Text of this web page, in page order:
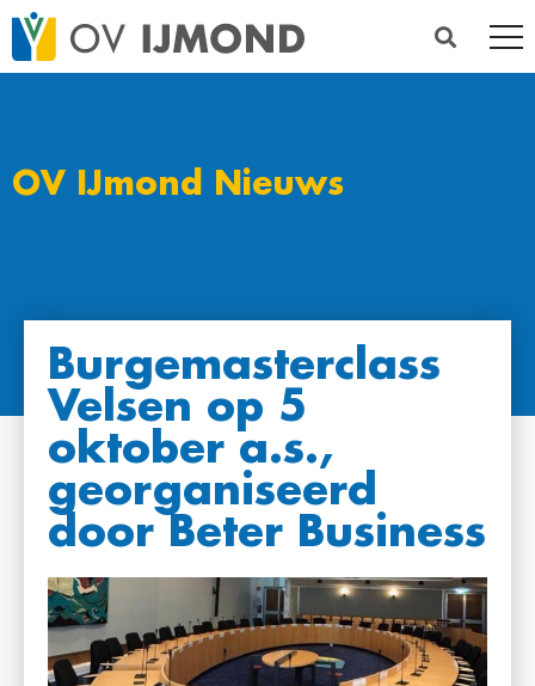
OV IJmond Nieuws
Burgemasterclass
Velsen op 5
oktober a.s.,
georganiseerd
door Beter Business